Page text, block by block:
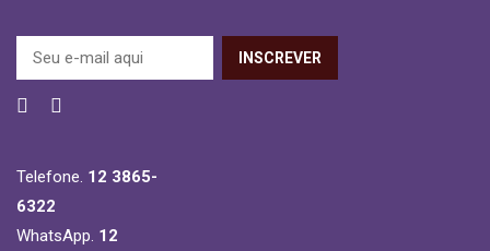
Telefone. 12 3865-
6322
WhatsApp. 12